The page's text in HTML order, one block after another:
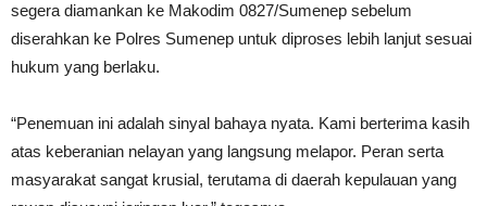
segera diamankan ke Makodim 0827/Sumenep sebelum
diserahkan ke Polres Sumenep untuk diproses lebih lanjut sesuai
hukum yang berlaku.
“Penemuan ini adalah sinyal bahaya nyata. Kami berterima kasih
atas keberanian nelayan yang langsung melapor. Peran serta
masyarakat sangat krusial, terutama di daerah kepulauan yang